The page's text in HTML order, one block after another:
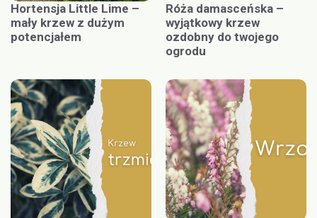
Hortensja Little Lime –
mały krzew z dużym
potencjałem
Róża damasceńska –
wyjątkowy krzew
ozdobny do twojego
ogrodu